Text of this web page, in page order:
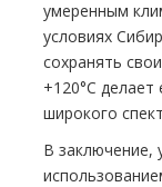
умеренным
условиях
сохранять
+120°C
широкого
В заключение,